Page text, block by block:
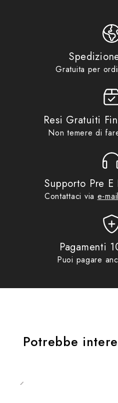
Gratuita per
Resi Gratuiti
Non temere di
Supporto Pre
Contattaci via e-mail
Pagamenti
Puoi pagare
Potrebbe